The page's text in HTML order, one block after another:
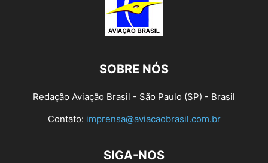
SOBRE NÓS
Redação Aviação Brasil - São Paulo (SP) - Brasil
Contato: imprensa@aviacaobrasil.com.br
SIGA-NOS